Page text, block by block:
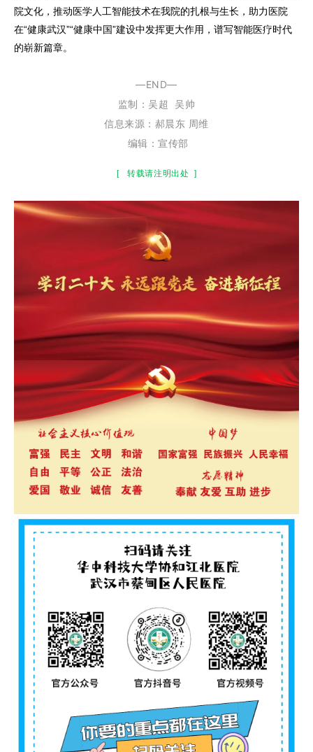
院文化，推动医学人工智能技术在我院的扎根与生长，助力医院
在“健康武汉”“健康中国”建设中发挥更大作用，谱写智能医疗时代
的崭新篇章。
—END—
监制： 吴超
吴帅
信息来源：郝晨东 周维
编辑：宣传部
[ 转载请注明出处 ]